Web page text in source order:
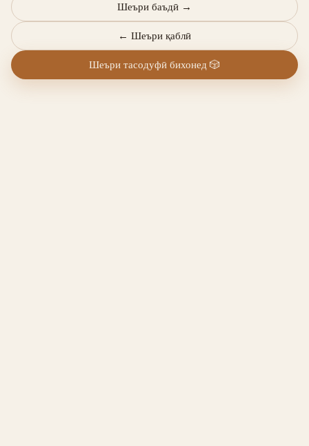
← Шеъри қаблӣ
Шеъри баъдӣ →
Шеъри тасодуфӣ бихонед 🎲